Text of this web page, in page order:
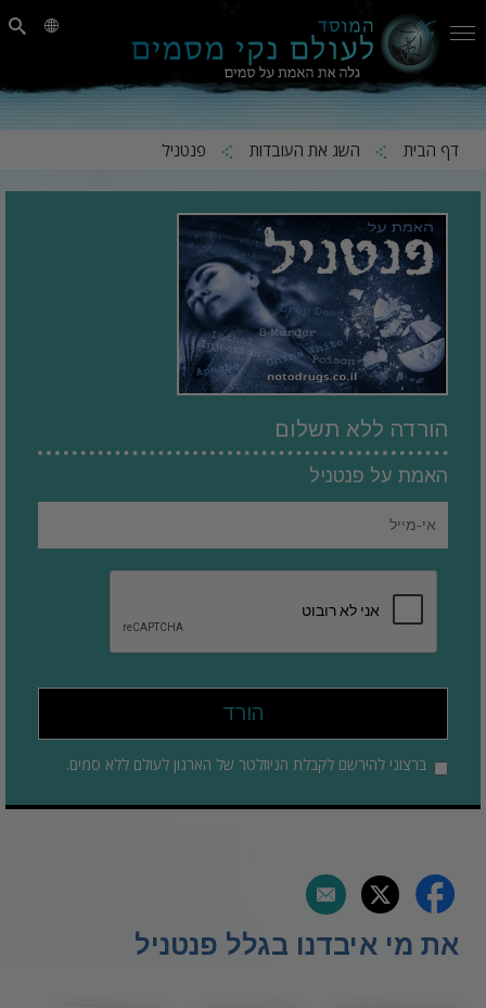
דף הבית השג את העובדות פנטניל
הורדה ללא תשלום
האמת על פנטניל
הורד
ברצוני להירשם לקבלת הניוזלטר של הארגון לעולם ללא סמים.
את מי איבדנו בגלל פנטניל